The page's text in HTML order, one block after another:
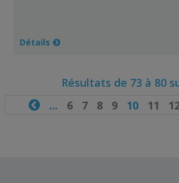
Détails
Résultats de 73 à 80
... 6 7 8 910 11